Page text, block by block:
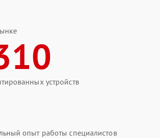
устройств
опыт работы специалистов